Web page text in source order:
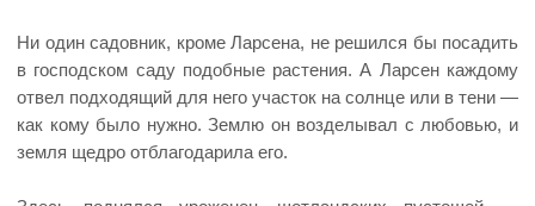
Ни один садовник, кроме Ларсена, не решился бы посадить
в господском саду подобные растения. А Ларсен каждому
отвел подходящий для него участок на солнце или в тени —
как кому было нужно. Землю он возделывал с любовью, и
земля щедро отблагодарила его.